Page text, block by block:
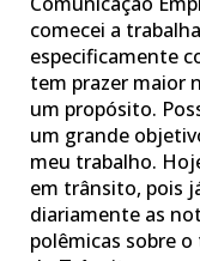
comecei a
especificamente
tem prazer maior
um propósito.
um grande
meu trabalho.
em trânsito, pois
diariamente as
polêmicas sobre